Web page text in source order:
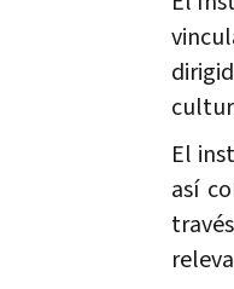
El
así